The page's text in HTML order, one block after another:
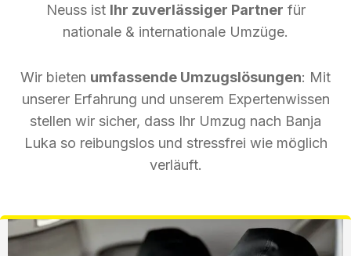
Neuss ist Ihr zuverlässiger Partner für
nationale & internationale Umzüge.
Wir bieten umfassende Umzugslösungen: Mit
unserer Erfahrung und unserem Expertenwissen
stellen wir sicher, dass Ihr Umzug nach Banja
Luka so reibungslos und stressfrei wie möglich
verläuft.